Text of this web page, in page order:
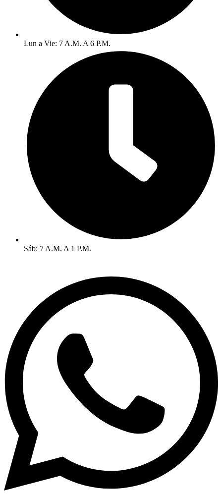
Lun a Vie: 7 A.M. A 6 P.M.
Sáb: 7 A.M. A 1 P.M.